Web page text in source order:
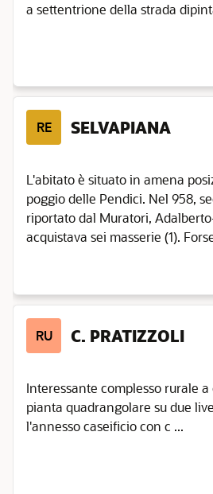
a settentrione della strada
RE SELVAPIANA
L'abitato è situato in amena
poggio delle Pendici. Nel 958,
riportato dal Muratori,
acquistava sei masserie (1).
RU C. PRATIZZOLI
Interessante complesso rurale
pianta quadrangolare su due
l'annesso caseificio con c ...